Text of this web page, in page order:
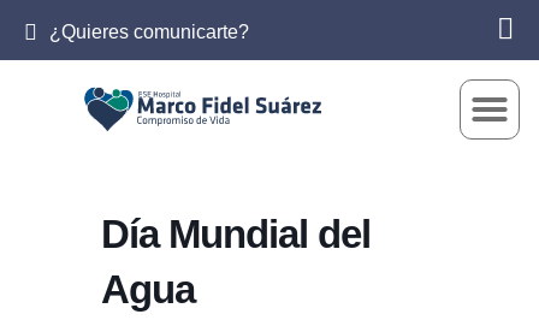
¿Quieres comunicarte?
Día Mundial del
Agua